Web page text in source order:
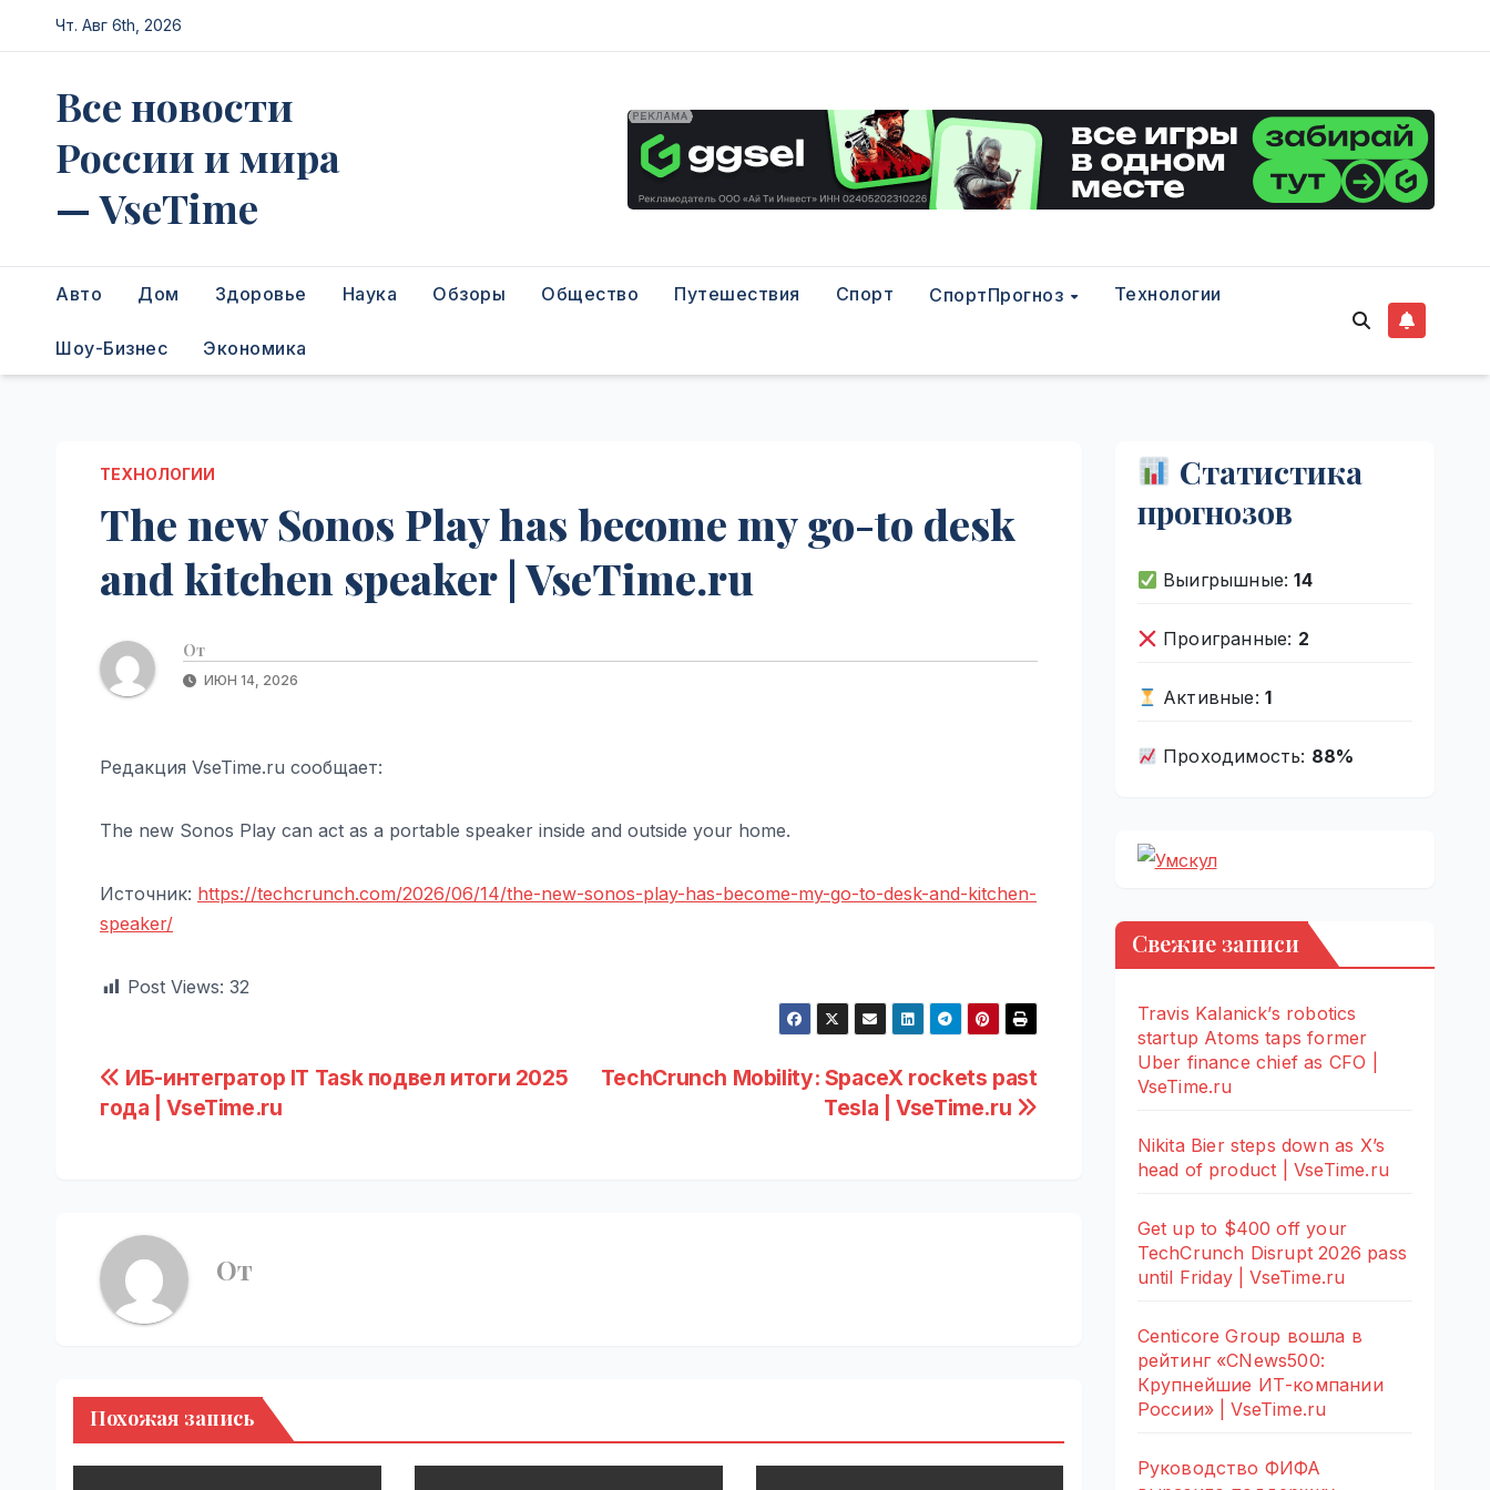
Перейти
к
Чт. Авг 6th, 2026
Все новости
России и мира
— VseTime
Авто Дом Здоровье Наука Обзоры Общество Путешествия Спорт СпортПрогноз Технологии
Шоу-Бизнес Экономика
ТЕХНОЛОГИИ
The new Sonos Play has become my go-to desk
and kitchen speaker | VseTime.ru
От
ИЮН 14, 2026
Редакция VseTime.ru сообщает:
The new Sonos Play can act as a portable speaker inside and outside your home.
Источник: https://techcrunch.com/2026/06/14/the-new-sonos-play-has-become-my-go-to-desk-and-kitchen-
speaker/
Post Views: 32
Навигация
по
TechCrunch Mobility: SpaceX rockets past
Tesla | VseTime.ru
ИБ-интегратор IT Task подвел итоги 2025
года | VseTime.ru
От
Похожая запись
Статистика
прогнозов
Выигрышные:14
Проигранные: 2
Активные: 1
Проходимость: 88%
Свежие записи
Travis Kalanick’s robotics
startup Atoms taps former
Uber finance chief as CFO |
VseTime.ru
Nikita Bier steps down as X’s
head of product | VseTime.ru
Get up to $400 off your
TechCrunch Disrupt 2026 pass
until Friday | VseTime.ru
Centicore Group вошла в
рейтинг «CNews500:
Крупнейшие ИТ-компании
России» | VseTime.ru
Руководство ФИФА